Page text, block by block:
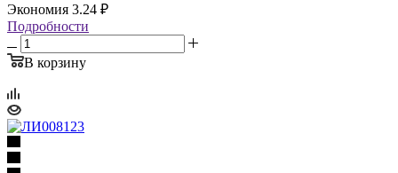
Экономия 3.24 ₽
Подробности
В корзину